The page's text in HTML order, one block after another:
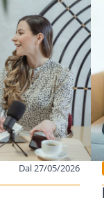
Dal 27/05/2026